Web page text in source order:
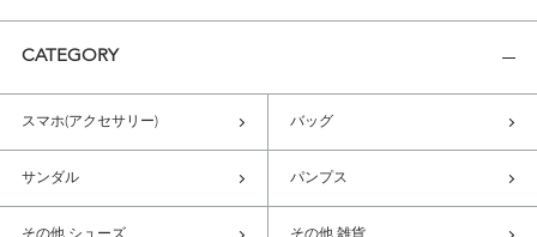
CATEGORY
スマホ(アクセサリー) バッグ
サンダル パンプス